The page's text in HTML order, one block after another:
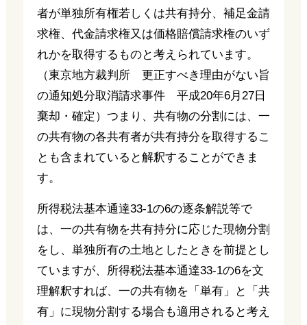
者が単独所有権若しくは共有持分、補足金請
求権、代金請求権又は価格賠償請求権のいず
れかを取得するものと考えられています。
（東京地方裁判所 更正すべき理由がない旨
の通知処分取消請求事件 平成20年6月27日
棄却・確定）つまり、共有物の分割には、一
の共有物の各共有者が共有持分を取得するこ
とも含まれていると解釈することができま
す。
所得税法基本通達33-1の6の逐条解説等で
は、一の共有物を共有持分に応じた現物分割
をし、単独所有の土地としたときを前提とし
ていますが、所得税法基本通達33-1の6を文
理解釈すれば、一の共有物を「単有」と「共
有」に現物分割する場合も適用されると考え